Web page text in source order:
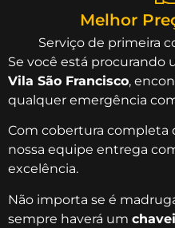
Melhor
Serviço de primeira
Se você está procurando
Vila São Francisco,
qualquer emergência
Com cobertura completa
nossa equipe entrega
excelência.
Não importa se é
sempre haverá um